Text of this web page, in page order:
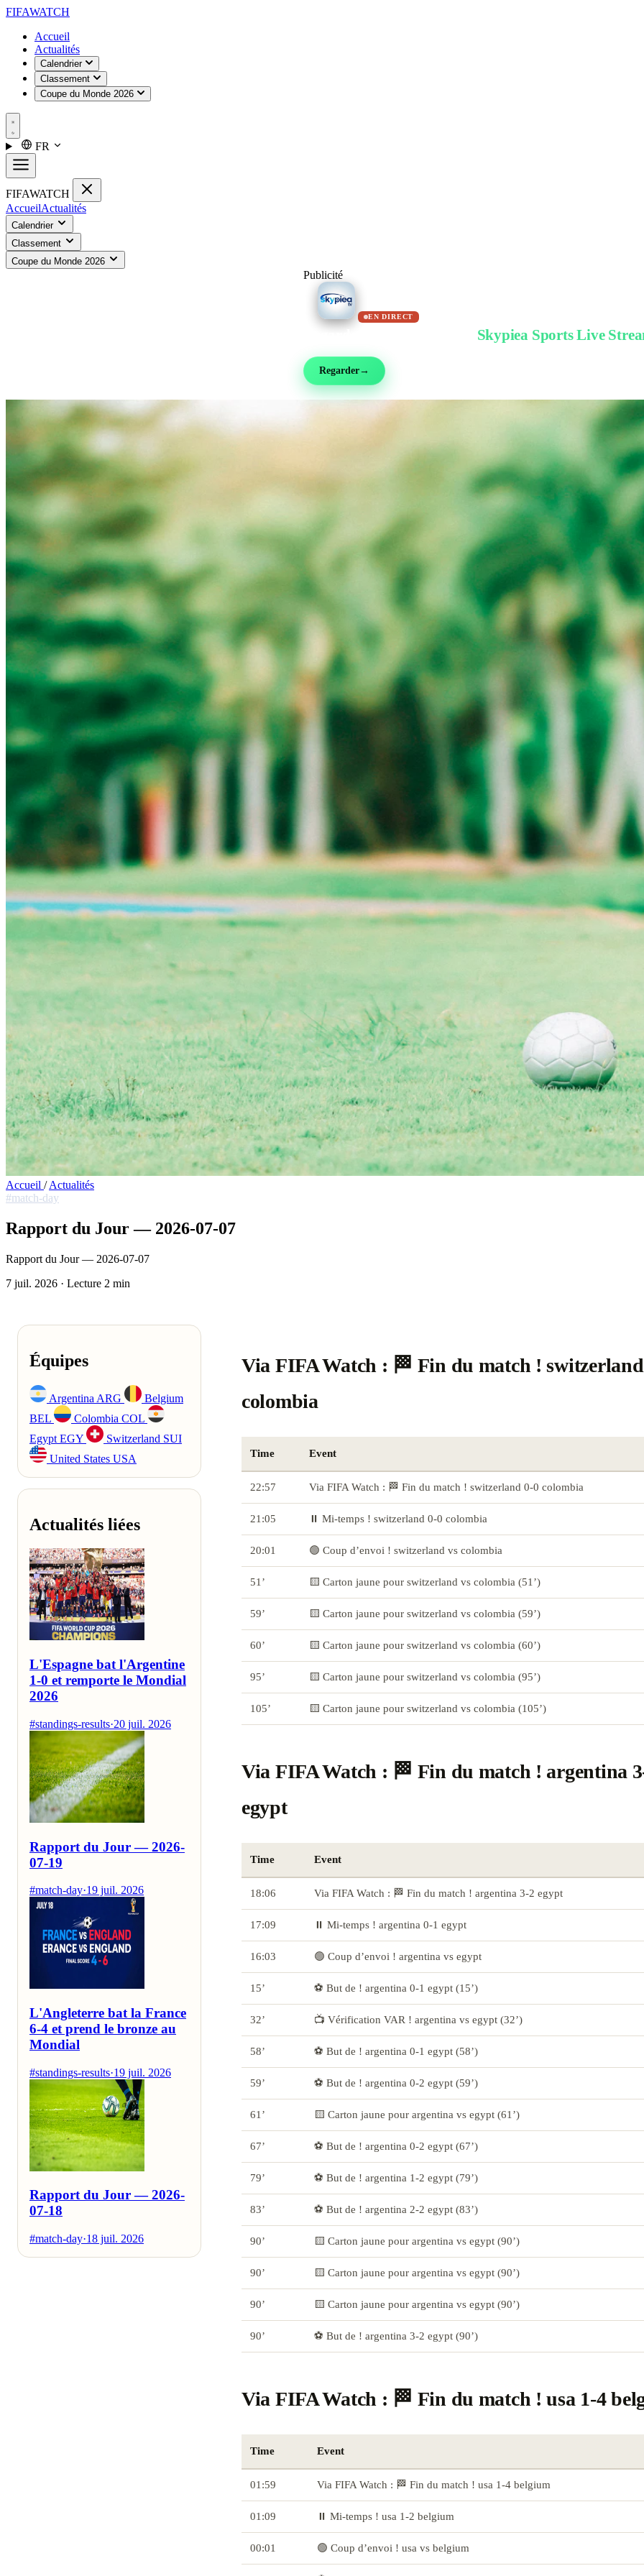
FIFAWATCH
Accueil
Actualités
Calendrier
Classement
Coupe du Monde 2026
FR
FIFAWATCH
AccueilActualités
Calendrier
Classement
Coupe du Monde 2026
Publicité
EN DIRECT
Skypiea Sports Live
Regarder→
Accueil / Actualités
#match-day
Rapport du Jour — 2026-07-07
Rapport du Jour — 2026-07-07
7 juil. 2026 · Lecture 2 min
Équipes
Argentina ARG
Belgium
BEL
Colombia COL
Egypt EGY Switzerland SUI
United States USA
Actualités liées
L'Espagne bat l'Argentine
1-0 et remporte le Mondial
2026
#standings-results·20 juil. 2026
Rapport du Jour — 2026-
07-19
#match-day·19 juil. 2026
L'Angleterre bat la France
6-4 et prend le bronze au
Mondial
#standings-results·19 juil. 2026
Rapport du Jour — 2026-
07-18
#match-day·18 juil. 2026
Via FIFA Watch : 🏁 Fin du match !
colombia
Time Event
22:57 Via FIFA Watch : 🏁 Fin du match ! switzerland 0-0 colombia
21:05 ⏸️ Mi-temps ! switzerland 0-0 colombia
20:01 🟢 Coup d’envoi ! switzerland vs colombia
51’ 🟨 Carton jaune pour switzerland vs colombia (51’)
59’ 🟨 Carton jaune pour switzerland vs colombia (59’)
60’ 🟨 Carton jaune pour switzerland vs colombia (60’)
95’ 🟨 Carton jaune pour switzerland vs colombia (95’)
105’ 🟨 Carton jaune pour switzerland vs colombia (105’)
Via FIFA Watch : 🏁 Fin du match ! argentina
egypt
Time Event
18:06 Via FIFA Watch : 🏁 Fin du match ! argentina 3-2 egypt
17:09 ⏸️ Mi-temps ! argentina 0-1 egypt
16:03 🟢 Coup d’envoi ! argentina vs egypt
15’ ⚽ But de ! argentina 0-1 egypt (15’)
32’ 📺 Vérification VAR ! argentina vs egypt (32’)
58’ ⚽ But de ! argentina 0-1 egypt (58’)
59’ ⚽ But de ! argentina 0-2 egypt (59’)
61’ 🟨 Carton jaune pour argentina vs egypt (61’)
67’ ⚽ But de ! argentina 0-2 egypt (67’)
79’ ⚽ But de ! argentina 1-2 egypt (79’)
83’ ⚽ But de ! argentina 2-2 egypt (83’)
90’ 🟨 Carton jaune pour argentina vs egypt (90’)
90’ 🟨 Carton jaune pour argentina vs egypt (90’)
90’ 🟨 Carton jaune pour argentina vs egypt (90’)
90’ ⚽ But de ! argentina 3-2 egypt (90’)
Via FIFA Watch : 🏁 Fin du match ! usa 1-4
Time Event
01:59 Via FIFA Watch : 🏁 Fin du match ! usa 1-4 belgium
01:09 ⏸️ Mi-temps ! usa 1-2 belgium
00:01 🟢 Coup d’envoi ! usa vs belgium